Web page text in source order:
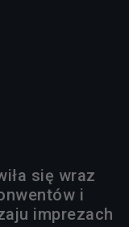
się wraz
i
imprezach